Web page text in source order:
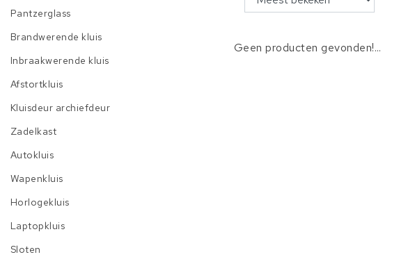
Pantzerglass
Brandwerende kluis
Inbraakwerende kluis
Afstortkluis
Kluisdeur archiefdeur
Zadelkast
Autokluis
Wapenkluis
Horlogekluis
Laptopkluis
Sloten
Geen producten gevonden!...